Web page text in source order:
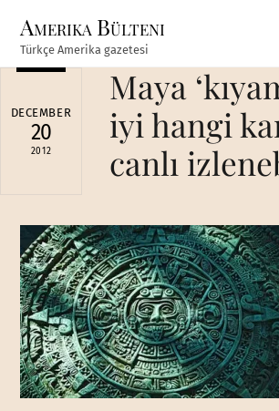
content
Amerika Bülteni
Türkçe Amerika gazetesi
DECEMBER
20
2012
Maya
iyi hangi
canlı